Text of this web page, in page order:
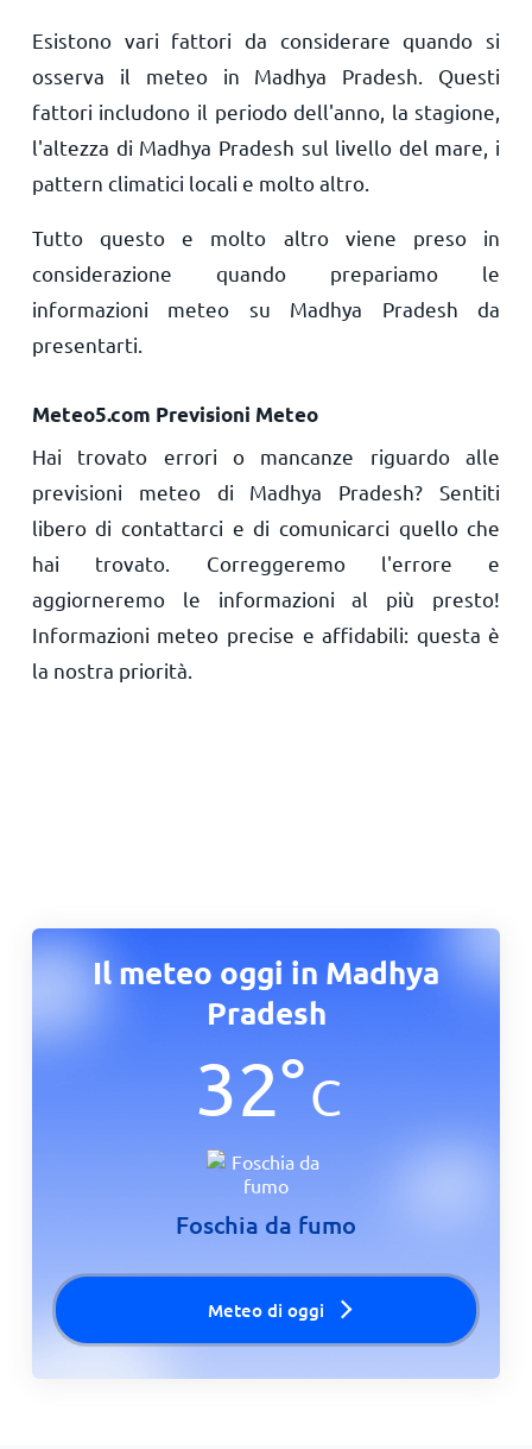
Esistono vari fattori da considerare quando si
osserva il meteo in Madhya Pradesh. Questi
fattori includono il periodo dell'anno, la stagione,
l'altezza di Madhya Pradesh sul livello del mare, i
pattern climatici locali e molto altro.
Tutto questo e molto altro viene preso in
considerazione quando prepariamo le
informazioni meteo su Madhya Pradesh da
presentarti.
Meteo5.com Previsioni Meteo
Hai trovato errori o mancanze riguardo alle
previsioni meteo di Madhya Pradesh? Sentiti
libero di contattarci e di comunicarci quello che
hai trovato. Correggeremo l'errore e
aggiorneremo le informazioni al più presto!
Informazioni meteo precise e affidabili: questa è
la nostra priorità.
Il meteo oggi in Madhya
Pradesh
32°C
Foschia da fumo
Meteo di oggi